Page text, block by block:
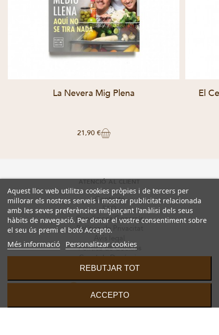
La Nevera Mig Plena
21,90 €
El
Contacte
FAQ
Condicions Generals
Política de Privacitat
Política de Cookies
Canal de Denúncia
Aquest lloc web utilitza cookies pròpies i de tercers per
millorar els nostres serveis i mostrar publicitat relacionada
amb les seves preferències mitjançant l'anàlisi dels seus
hàbits de navegació. Per donar el vostre consentiment sobre
el seu ús premi el botó Accepto.
Més informació Personalitzar cookies
REBUTJAR TOT
ACCEPTO